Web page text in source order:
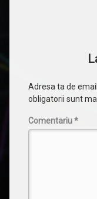
Adresa ta de
obligatorii sunt
Comentariu*